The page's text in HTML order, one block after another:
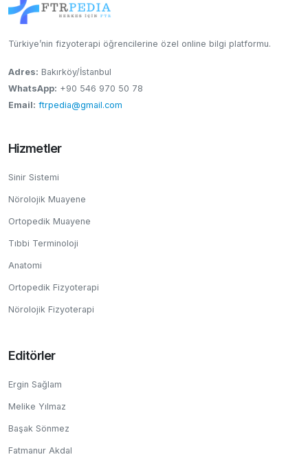
Türkiye’nin fizyoterapi öğrencilerine özel online bilgi platformu.
Adres: Bakırköy/İstanbul
WhatsApp: +90 546 970 50 78
Email: ftrpedia@gmail.com
Hizmetler
Sinir Sistemi
Nörolojik Muayene
Ortopedik Muayene
Tıbbi Terminoloji
Anatomi
Ortopedik Fizyoterapi
Nörolojik Fizyoterapi
Editörler
Ergin Sağlam
Melike Yılmaz
Başak Sönmez
Fatmanur Akdal